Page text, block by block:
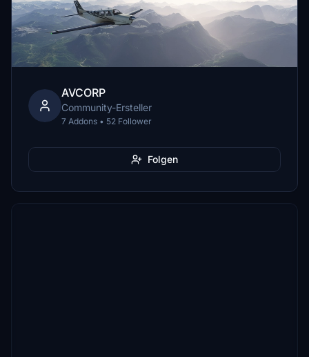
AVCORP
Community-Ersteller
7 Addons • 52 Follower
Folgen